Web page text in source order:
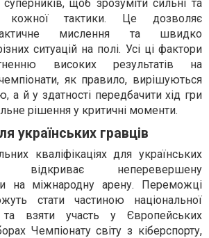
суперників, щоб зрозуміти сильні та
кожної тактики. Це дозволяє
мислення та швидко
ситуацій на полі. Усі ці фактори
високих результатів на
як правило, вирішуються
а й у здатності передбачити хід гри
рішення у критичні моменти.
українських гравців
кваліфікаціях для українських
відкриває неперевершену
на міжнародну арену. Переможці
стати частиною національної
та взяти участь у Європейських
Чемпіонату світу з кіберспорту,